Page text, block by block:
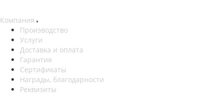
Компания
Производство
Услуги
Доставка и оплата
Гарантия
Сертификаты
Награды, благодарности
Реквизиты